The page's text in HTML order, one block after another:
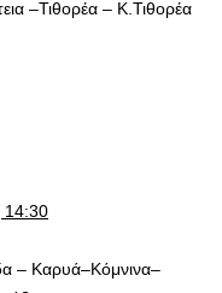
–Τιθορέα – Κ.Τιθορέα
14:30
– Καρυά–Κόμνινα–